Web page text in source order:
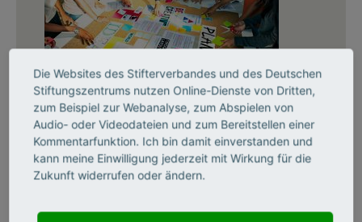
©
Kooperation statt Überforderung
Schulen müssen eng mit der Gesellschaft,
Unternehmen und außerschulischen
Die Websites des Stifterverbandes und des Deutschen
Stiftungszentrums nutzen Online-Dienste von Dritten,
zum Beispiel zur Webanalyse, zum Abspielen von
Audio- oder Videodateien und zum Bereitstellen einer
Kommentarfunktion. Ich bin damit einverstanden und
kann meine Einwilligung jederzeit mit Wirkung für die
Zukunft widerrufen oder ändern.